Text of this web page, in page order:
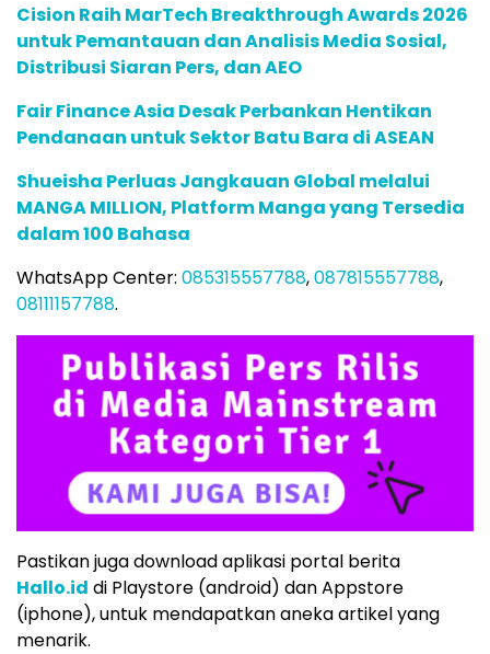
Cision Raih MarTech Breakthrough Awards 2026
untuk Pemantauan dan Analisis Media Sosial,
Distribusi Siaran Pers, dan AEO
Fair Finance Asia Desak Perbankan Hentikan
Pendanaan untuk Sektor Batu Bara di ASEAN
Shueisha Perluas Jangkauan Global melalui
MANGA MILLION, Platform Manga yang Tersedia
dalam 100 Bahasa
WhatsApp Center: 085315557788,087815557788,
08111157788.
Pastikan juga download aplikasi portal berita
Hallo.id di Playstore (android) dan Appstore
(iphone), untuk mendapatkan aneka artikel yang
menarik.